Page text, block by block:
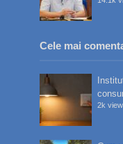
Cele mai
2k